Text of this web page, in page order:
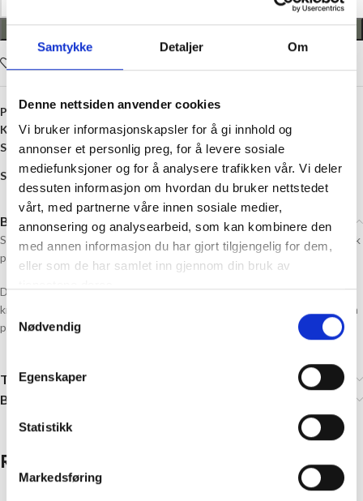
Samtykke Detaljer Om
Denne nettsiden anvender cookies
Vi bruker informasjonskapsler for å gi innhold og
annonser et personlig preg, for å levere sosiale
mediefunksjoner og for å analysere trafikken vår. Vi deler
dessuten informasjon om hvordan du bruker nettstedet
vårt, med partnerne våre innen sosiale medier,
annonsering og analysearbeid, som kan kombinere den
med annen informasjon du har gjort tilgjengelig for dem,
eller som de har samlet inn gjennom din bruk av
Samtykkevalg
Nødvendig
Egenskaper
Statistikk
Markedsføring
LEGG I HANDLEKURV
Produktnummer:GBG-40 33034 3715
Kategori:Strømpebukse
Stikkord:Antiskli,Baby,Bambus, Størmpebukse
Share:
Beskrivelse
Søte og praktiske strømpebukser i Bambus, som både varmer og er myk
på huden.
Disse strømpebuksene har antiskli under føttene, på tærne og på
knærne, og er skreddersydde for krabbende babyer og barn. De er også
praktiske når barna først skal lære seg og stå og å gå.
Tilleggsinformasjon
Brand
Relaterte produkter